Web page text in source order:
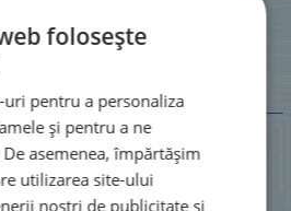
de shimbh
auto wireless, audio AUX de 3,5
folosește
pentru a personaliza
și pentru a ne
asemenea, împărtășim
utilizarea site-ului
noștri de publicitate și